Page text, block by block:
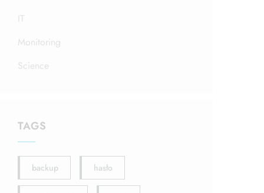
IT
Monitoring
Science
TAGS
backup hasło